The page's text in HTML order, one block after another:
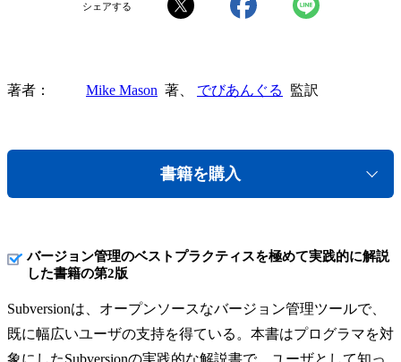
シェアする
著者 Mike Mason 著、 でびあんぐる 監訳
書籍を購入
バージョン管理のベストプラクティスを極めて実践的に解説
した書籍の第2版
Subversionは、オープンソースなバージョン管理ツールで、
既に幅広いユーザの支持を得ている。本書はプログラマを対
象にしたSubversionの実践的な解説書で、ユーザとして知っ